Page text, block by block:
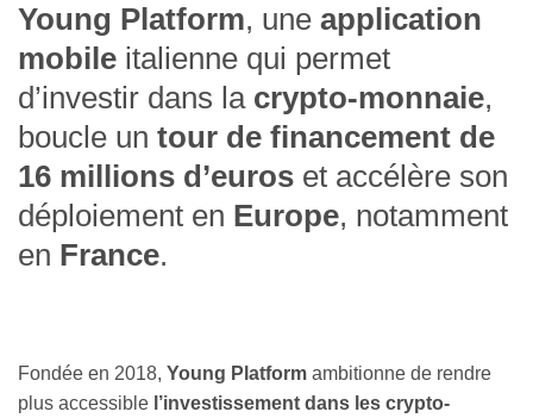
Young Platform, une application
mobile italienne qui permet
d’investir dans la crypto-monnaie,
boucle un tour de financement de
16 millions d’euros et accélère son
déploiement en Europe, notamment
en France.
Fondée en 2018, Young Platform ambitionne de rendre
plus accessible l’investissement dans les crypto-